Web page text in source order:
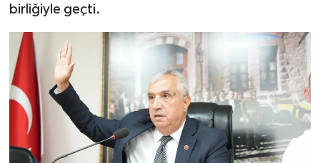
birliğiyle geçti.